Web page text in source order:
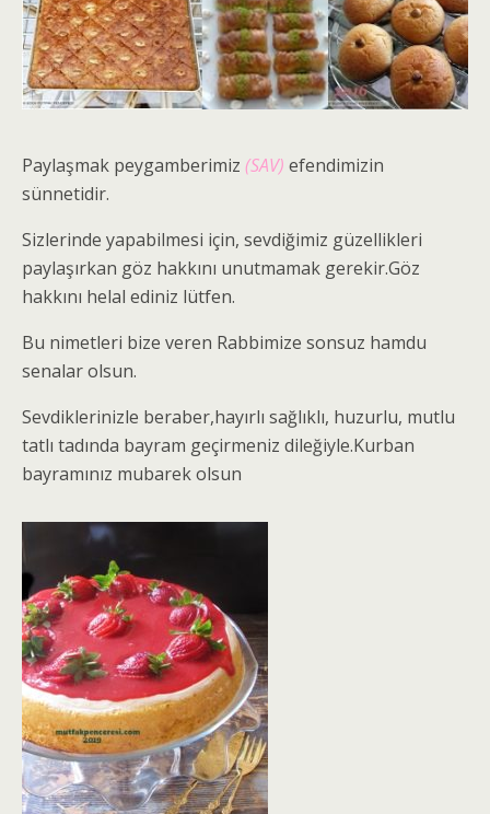
Paylaşmak peygamberimiz (SAV) efendimizin
sünnetidir.
Sizlerinde yapabilmesi için, sevdiğimiz güzellikleri
paylaşırkan göz hakkını unutmamak gerekir.Göz
hakkını helal ediniz lütfen.
Bu nimetleri bize veren Rabbimize sonsuz hamdu
senalar olsun.
Sevdiklerinizle beraber,hayırlı sağlıklı, huzurlu, mutlu
tatlı tadında bayram geçirmeniz dileğiyle.Kurban
bayramınız mubarek olsun